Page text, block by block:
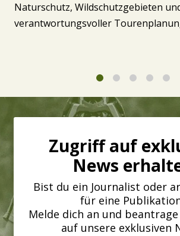
Naturschutz, Wildschutzgebieten
verantwortungsvoller
Zugriff auf
News
Bist du ein Journalist oder
für eine
Melde dich an und
auf unsere exklusiven